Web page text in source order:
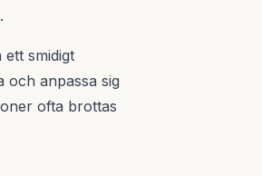
smidigt
och anpassa sig
ofta brottas